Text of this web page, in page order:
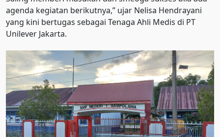
agenda kegiatan berikutnya,” ujar Nelisa Hendrayani
yang kini bertugas sebagai Tenaga Ahli Medis di PT
Unilever Jakarta.